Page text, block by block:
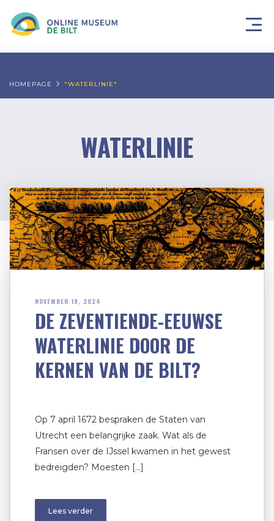
HOMEPAGE "WATERLINIE"
WATERLINIE
NOVEMBER 19, 2024
DE ZEVENTIENDE-EEUWSE
WATERLINIE DOOR DE
KERNEN VAN DE BILT?
Op 7 april 1672 bespraken de Staten van
Utrecht een belangrijke zaak. Wat als de
Fransen over de IJssel kwamen in het gewest
bedreigden? Moesten […]
Lees verder